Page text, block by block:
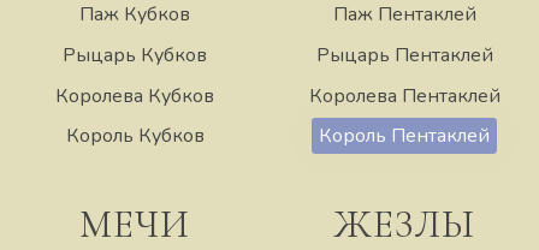
Паж Кубков
Рыцарь Кубков
Королева Кубков
Король Кубков
Паж Пентаклей
Рыцарь Пентаклей
Королева Пентаклей
Король Пентаклей
МЕЧИ ЖЕЗЛЫ